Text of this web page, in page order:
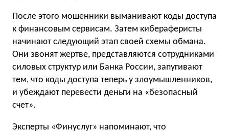
После этого мошенники выманивают коды доступа
к финансовым сервисам. Затем кибераферисты
начинают следующий этап своей схемы обмана.
Они звонят жертве, представляются сотрудниками
силовых структур или Банка России, запугивают
тем, что коды доступа теперь у злоумышленников,
и убеждают перевести деньги на «безопасный
счет».
Эксперты «Финуслуг» напоминают, что